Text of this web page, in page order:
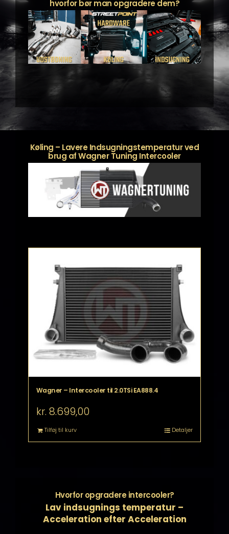
hvorfor bør man opgradere dem?
Køling – Lavere Indsugningstemperatur ved
brug af Wagner Tuning Intercooler
Wagner – Intercooler til 2.0TSi EA888.4
kr. 8.699,00
Tilføj til kurv Detaljer
Hvorfor opgradere intercooler?
Lav indsugnings temperatur –
Acceleration efter Acceleration